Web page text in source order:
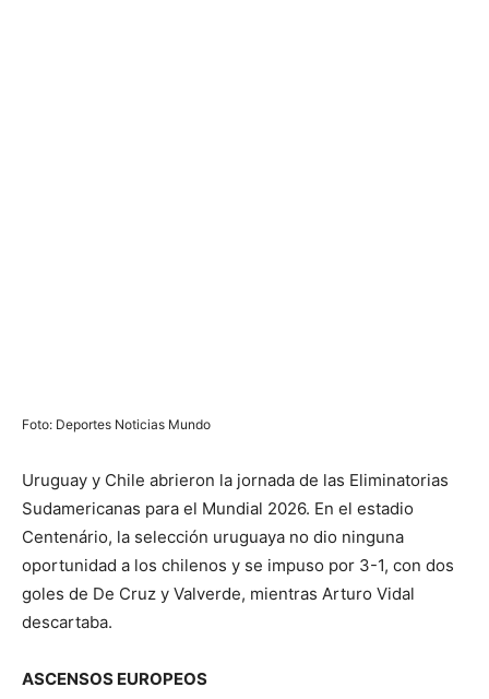
Foto: Deportes Noticias Mundo
Uruguay y Chile abrieron la jornada de las Eliminatorias
Sudamericanas para el Mundial 2026. En el estadio
Centenário, la selección uruguaya no dio ninguna
oportunidad a los chilenos y se impuso por 3-1, con dos
goles de De Cruz y Valverde, mientras Arturo Vidal
descartaba.
ASCENSOS EUROPEOS